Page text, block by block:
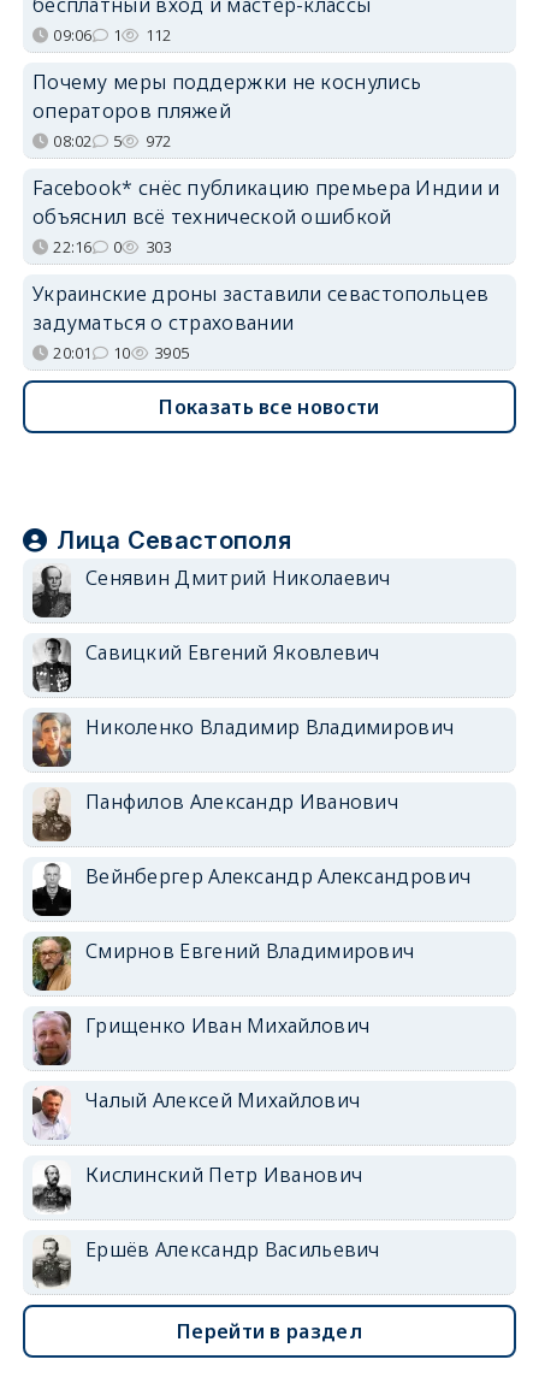
09:06 1 112
Почему меры поддержки не коснулись
операторов пляжей
08:02 5 972
Facebook* снёс публикацию премьера Индии и
объяснил всё технической ошибкой
22:16 0 303
Украинские дроны заставили севастопольцев
задуматься о страховании
20:01 10 3905
Показать все новости
Лица Севастополя
Сенявин Дмитрий Николаевич
Савицкий Евгений Яковлевич
Николенко Владимир Владимирович
Панфилов Александр Иванович
Вейнбергер Александр Александрович
Смирнов Евгений Владимирович
Грищенко Иван Михайлович
Чалый Алексей Михайлович
Кислинский Петр Иванович
Ершёв Александр Васильевич
Перейти в раздел